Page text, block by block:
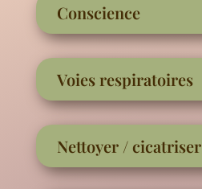
Conscience
Voies respiratoires
Nettoyer / cicatriser